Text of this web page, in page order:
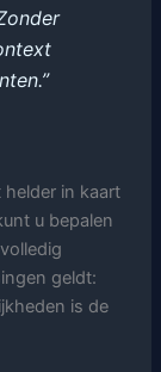
in kaart
u bepalen
geldt:
is de